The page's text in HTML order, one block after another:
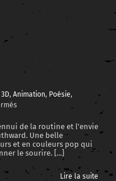
3D, Animation, Poésie,
kawaï
de la routine et l'envie
Une belle
et en couleurs pop qui
le sourire. [...]
Lire la suite